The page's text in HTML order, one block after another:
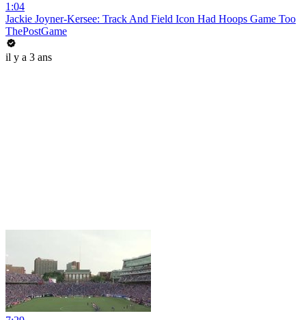
1:04
Jackie Joyner-Kersee: Track And Field Icon Had Hoops Game Too
ThePostGame
il y a 3 ans